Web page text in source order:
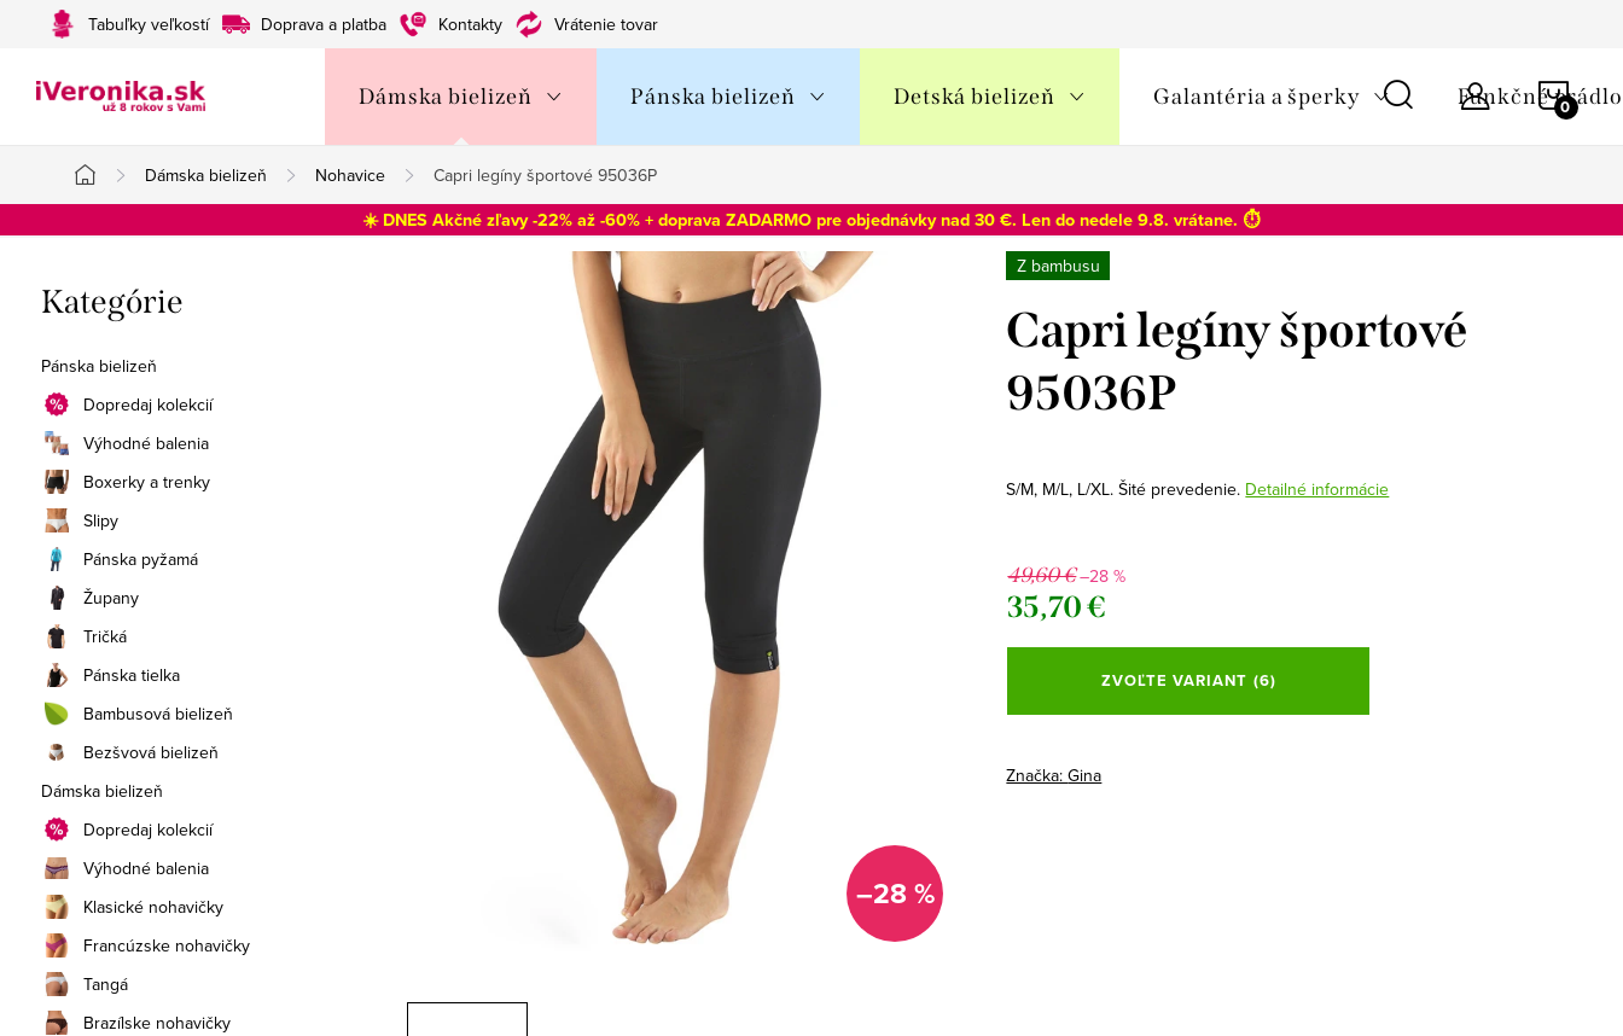
Tabuľky veľkostí Doprava a platba Kontakty Vrátenie tovaru
Dámska bielizeň Pánska bielizeň Detská bielizeň Galantéria a šperky Funkčné prádlo
Domov
Dámska bielizeň Nohavice Capri legíny športové 95036P
☀️ DNES Akčné zľavy -22% až -60% + doprava ZADARMO pre objednávky nad 30 €. Len do nedele 9.8. vrátane. ⏱️
o
č
n
ý
p
a
n
e
l
Preskočiť
kategórie
Kategórie
Pánska bielizeň
Dopredaj kolekcií
Výhodné balenia
Boxerky a trenky
Slipy
Pánska pyžamá
Župany
Tričká
Pánska tielka
Bambusová bielizeň
Bezšvová bielizeň
Dámska bielizeň
Dopredaj kolekcií
Výhodné balenia
Klasické nohavičky
Francúzske nohavičky
Tangá
Brazílske nohavičky
–28 %
Z bambusu
Capri legíny športové
95036P
S/M, M/L, L/XL. Šité prevedenie. Detailné informácie
49,60 €–28 %
35,70 €
Jednotková
ZVOĽTE VARIANT (6)
Značka:Gina